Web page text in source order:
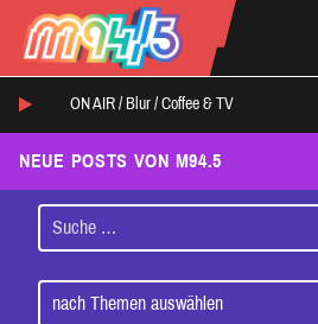
ON AIR / Blur / Coffee & TV
NEUE POSTS VON M94.5